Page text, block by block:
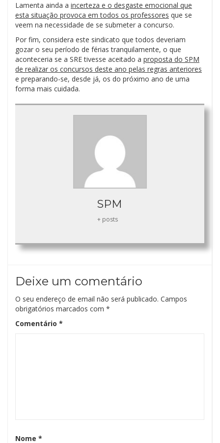
Lamenta ainda a incerteza e o desgaste emocional que
esta situação provoca em todos os professores que se
veem na necessidade de se submeter a concurso.
Por fim, considera este sindicato que todos deveriam
gozar o seu período de férias tranquilamente, o que
aconteceria se a SRE tivesse aceitado a proposta do SPM
de realizar os concursos deste ano pelas regras anteriores
e preparando-se, desde já, os do próximo ano de uma
forma mais cuidada.
SPM
+ posts
Deixe um comentário
O seu endereço de email não será publicado. Campos
obrigatórios marcados com *
Comentário *
Nome *